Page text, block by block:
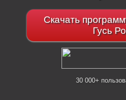
Скачать
Гусь
30 000+